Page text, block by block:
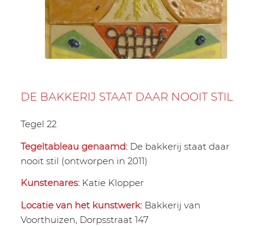
DE BAKKERIJ STAAT DAAR NOOIT STIL
Tegel 22
Tegeltableau genaamd:De bakkerij staat daar
nooit stil (ontworpen in 2011)
Kunstenares:Katie Klopper
Locatie van het kunstwerk:Bakkerij van
Voorthuizen, Dorpsstraat 147